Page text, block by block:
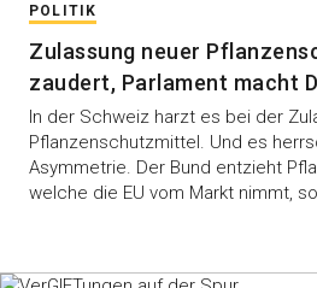
POLITIK
Zulassung neuer
zaudert, Parlament macht
In der Schweiz harzt es bei der
Pflanzenschutzmittel. Und es
Asymmetrie. Der Bund entzieht
welche die EU vom Markt nimmt,